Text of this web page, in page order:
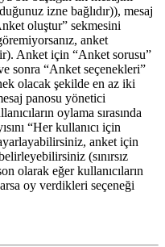
izne bağlıdır)), mesaj
oluştur” sekmesini
anket
Anket için “Anket sorusu”
sonra “Anket seçenekleri”
olacak şekilde en az iki
panosu yönetici
oylama sırasında
“Her kullanıcı için
anket için
(sınırsız
olarak eğer kullanıcıların
oy verdikleri seçeneği